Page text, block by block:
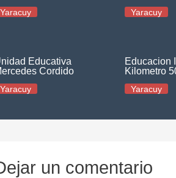
Yaracuy Yaracuy
Educativa
Cordido
Yaracuy
Educacion
Kilometro
Yaracuy
un comentario